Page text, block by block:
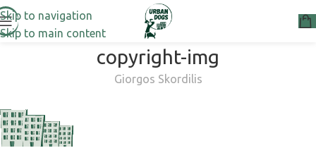
Skip to navigation
Skip to main content
copyright-img
Giorgos Skordilis